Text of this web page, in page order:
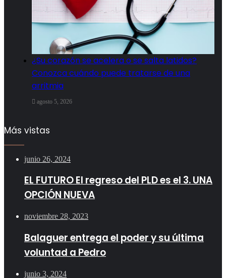
¿Su corazón se acelera o se salta latidos?
Conozca cuándo puede tratarse de una
arritmia
agosto 5, 2026
Más vistas
junio 26, 2024
EL FUTURO El regreso del PLD es el 3. UNA
OPCIÓN NUEVA
noviembre 28, 2023
Balaguer entrega el poder y su última
voluntad a Pedro
junio 3, 2024